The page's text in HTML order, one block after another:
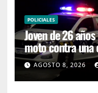
POLICIALES
Joven de 26
moto contra una
Mansa
AGOSTO 8, 2026